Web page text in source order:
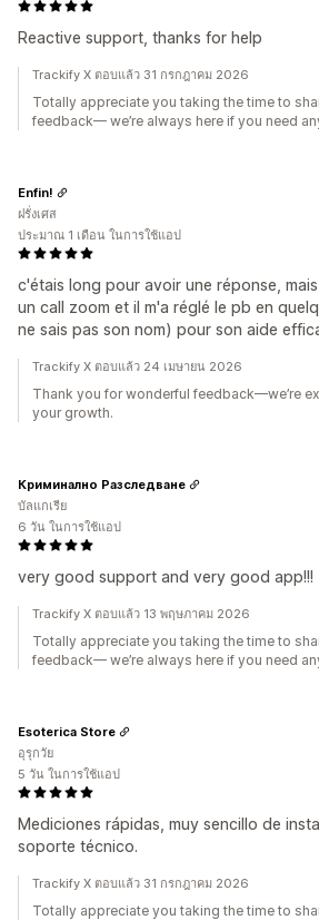
Reactive support, thanks for help
Trackify X ตอบแล้ว 31 กรกฎาคม 2026
Totally appreciate you taking the time to
feedback— we’re always here if you need
c'étais long pour avoir une réponse,
un call zoom et il m'a réglé le pb en
ne sais pas son nom) pour son aide
Enfin!
ฝรั่งเศส
ประมาณ 1 เดือน ในการใช้แอป
Trackify X ตอบแล้ว 24 เมษายน 2026
Thank you for wonderful feedback—we’re
your growth.
very good support and very good app!!!
Криминално Разследване
บัลแกเรีย
6 วัน ในการใช้แอป
Trackify X ตอบแล้ว 13 พฤษภาคม 2026
Totally appreciate you taking the time to
feedback— we’re always here if you need
Mediciones rápidas, muy sencillo de
soporte técnico.
Esoterica Store
อุรุกวัย
5 วัน ในการใช้แอป
Trackify X ตอบแล้ว 31 กรกฎาคม 2026
Totally appreciate you taking the time to